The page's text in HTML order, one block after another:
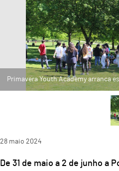
28 maio 2024
De 31 de maio a 2 de junho a